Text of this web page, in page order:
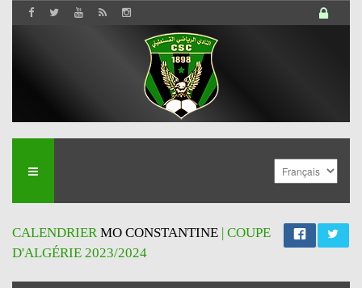
CALENDRIERMO CONSTANTINE | COUPE
D'ALGÉRIE 2023/2024